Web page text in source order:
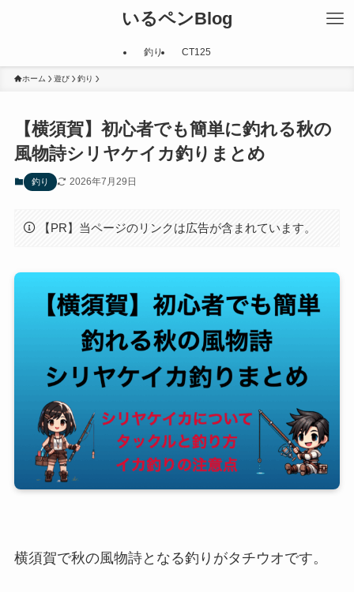
いるペンBlog
釣り CT125
ホーム 遊び 釣り
【横須賀】初心者でも簡単に釣れる秋の
風物詩シリヤケイカ釣りまとめ
釣り 2026年7月29日
【PR】当ページのリンクは広告が含まれています。
横須賀で秋の風物詩となる釣りがタチウオです。